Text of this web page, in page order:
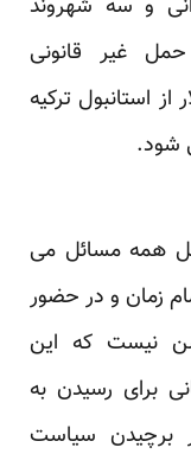
و سه شهروند
غیر قانونی
میلیون دلار از استانبول ترکیه
شود.
همه مسائل می
زمان و در حضور
نیست که این
برای رسیدن به
سیاست